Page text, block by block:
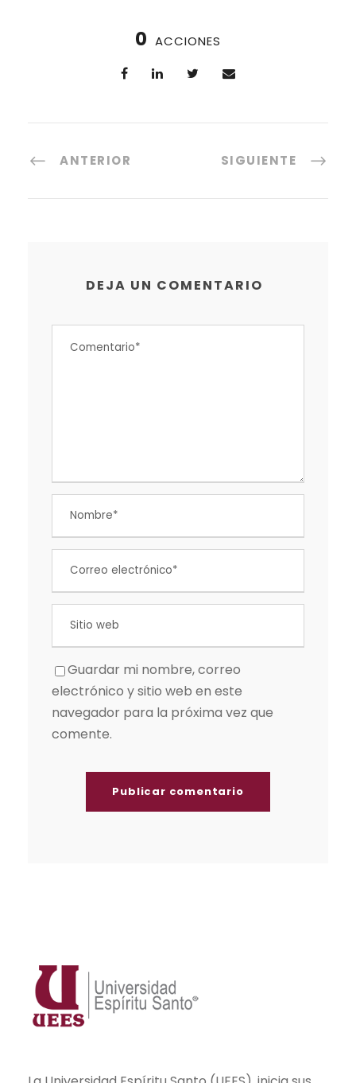
0 ACCIONES
ANTERIOR SIGUIENTE
DEJA UN COMENTARIO
Guardar mi nombre, correo
electrónico y sitio web en este
navegador para la próxima vez que
comente.